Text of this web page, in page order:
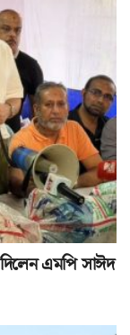
এমপি সাঈদ